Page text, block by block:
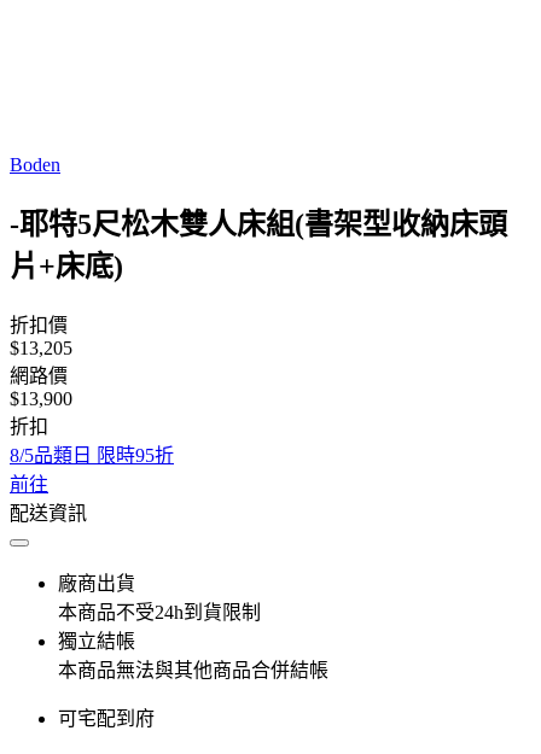
Boden
-耶特5尺松木雙人床組(書架型收納床頭
片+床底)
折扣價
$13,205
網路價
$13,900
折扣
8/5品類日 限時95折
前往
配送資訊
廠商出貨
本商品不受24h到貨限制
獨立結帳
本商品無法與其他商品合併結帳
可宅配到府